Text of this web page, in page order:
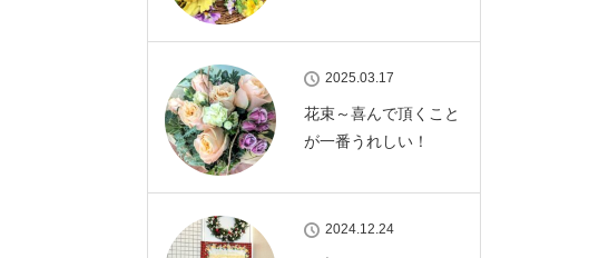
2025.03.17
花束～喜んで頂くこと
が一番うれしい！
2024.12.24